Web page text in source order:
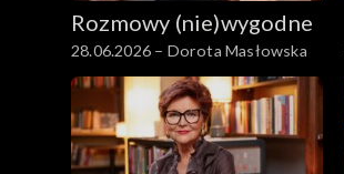
Rozmowy (nie)wygodne
28.06.2026 – Dorota Masłowska